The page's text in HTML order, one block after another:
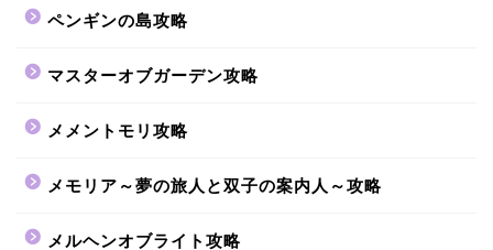
ペンギンの島攻略
マスターオブガーデン攻略
メメントモリ攻略
メモリア～夢の旅人と双子の案内人～攻略
メルヘンオブライト攻略